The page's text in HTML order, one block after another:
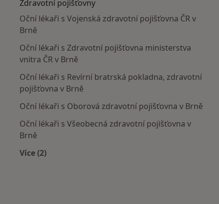
Zdravotní pojišťovny
Oční lékaři s Vojenská zdravotní pojišťovna ČR v
Brně
Oční lékaři s Zdravotní pojišťovna ministerstva
vnitra ČR v Brně
Oční lékaři s Revírní bratrská pokladna, zdravotní
pojišťovna v Brně
Oční lékaři s Oborová zdravotní pojišťovna v Brně
Oční lékaři s Všeobecná zdravotní pojišťovna v
Brně
Více (2)